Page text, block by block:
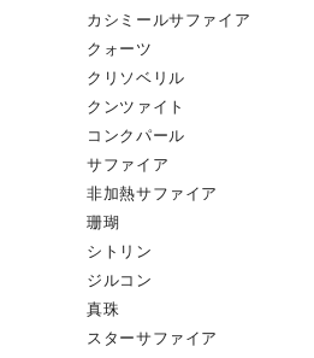
カシミールサファイア
クォーツ
クリソベリル
クンツァイト
コンクパール
サファイア
非加熱サファイア
珊瑚
シトリン
ジルコン
真珠
スターサファイア